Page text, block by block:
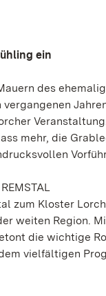
ein
des
mehr, die
zum Kloster
weiten Region.
die wichtige
vielfältigen